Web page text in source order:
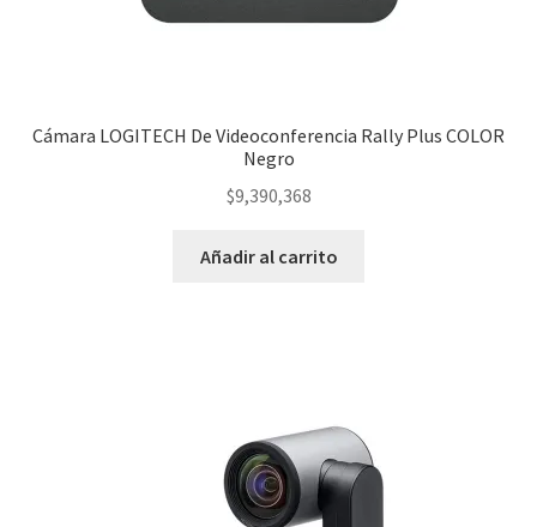
Cámara LOGITECH De Videoconferencia Rally Plus COLOR
Negro
$9,390,368
Añadir al carrito